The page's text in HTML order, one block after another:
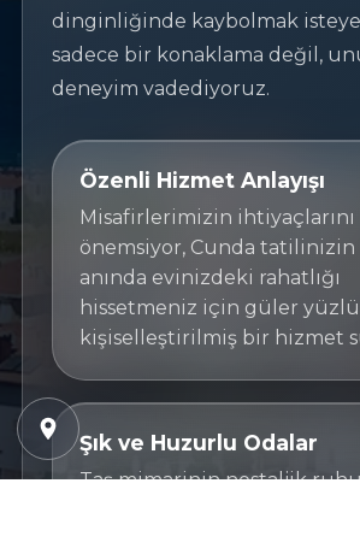
dinginliğinde kaybolmak
sadece bir konaklama değil,
deneyim vadediyoruz.
Özenli Hizmet Anlayışı
Misafirlerimizin ihtiyaçlarını
önemsiyor, Cunda tatilinizin
anında evinizdeki rahatlığı
hissetmeniz için güler
kişiselleştirilmiş bir hizmet
Şık ve Huzurlu Odalar
Taş mimarinin nostaljik